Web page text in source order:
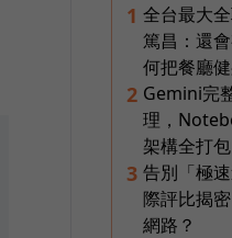
1 全台最大
篤昌：還
何把餐廳
2 Gemini完
理，
架構全打包
3 告別「極
際評比揭
網路？